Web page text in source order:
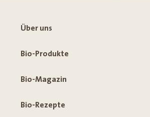
Über uns
Bio-Produkte
Bio-Magazin
Bio-Rezepte